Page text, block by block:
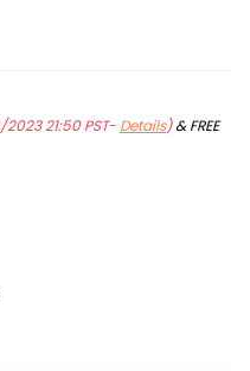
21:50 PST- Details)&FREE